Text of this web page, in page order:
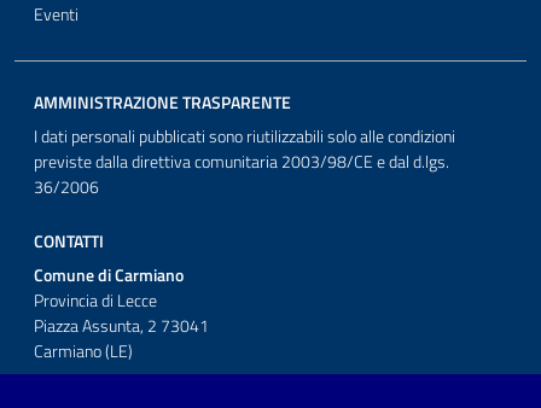
Eventi
AMMINISTRAZIONE TRASPARENTE
I dati personali pubblicati sono riutilizzabili solo alle condizioni
previste dalla direttiva comunitaria 2003/98/CE e dal d.lgs.
36/2006
CONTATTI
Comune di Carmiano
Provincia di Lecce
Piazza Assunta, 2 73041
Carmiano (LE)